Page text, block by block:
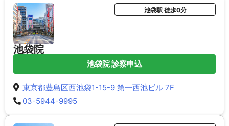
池袋院
池袋駅 徒歩0分
池袋院 診察申込
東京都豊島区西池袋1-15-9 第一西池ビル 7F
03-5944-9995